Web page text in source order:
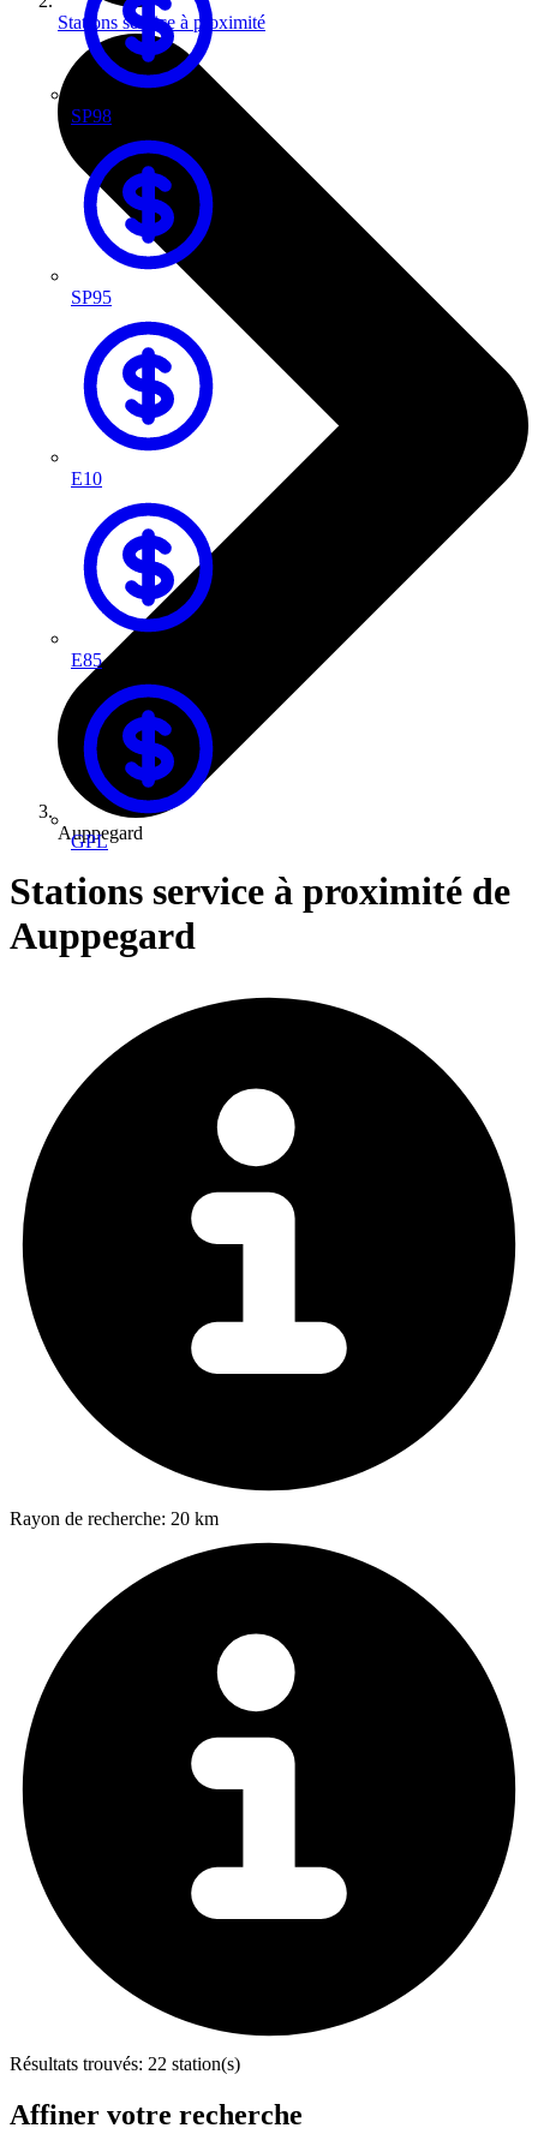
SP98
SP95
E10
E85
GPL
Stations service à proximité
Auppegard
Stations service à proximité de
Auppegard
Rayon de recherche: 20 km
Résultats trouvés: 22 station(s)
Affiner votre recherche